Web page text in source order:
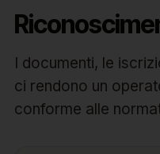
I documenti, le
ci rendono un
conforme alle